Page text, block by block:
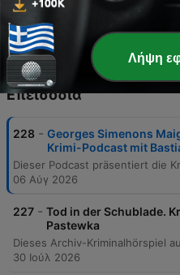
01:20:34 · Der
Schlussmelodie des
Επεισόδια
228 - Georges Simenons
Krimi-Podcast mit
06 Αύγ 2026
227 - Tod in der Schublade.
Pastewka
30 Ιούλ 2026
Λήψη